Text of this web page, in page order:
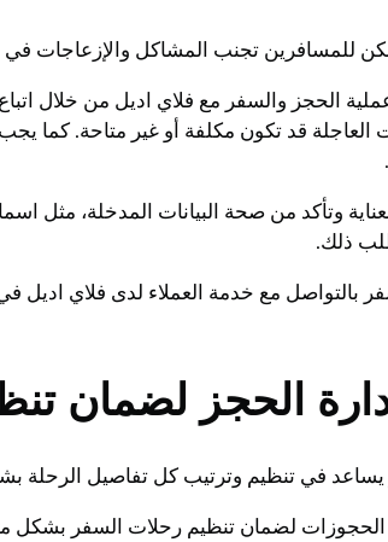
للمسافرين تجنب المشاكل والإزعاجات
الحجز والسفر مع فلاي اديل من خلال
قد تكون مكلفة أو غير متاحة. كما
وتأكد من صحة البيانات المدخلة،
ذلك.
بالتواصل مع خدمة العملاء لدى فلاي
الحجز لضمان
في تنظيم وترتيب كل تفاصيل الرحلة
لضمان تنظيم رحلات السفر بشكل